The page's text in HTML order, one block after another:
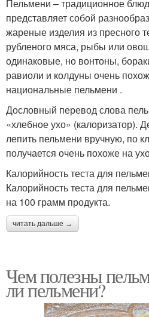
Пельмени – традиционное
представляет собой
жареные изделия из пресного
рубленого мяса, рыбы или
одинаковые, но вонтоны,
равиоли и колдуны очень
национальные пельмени .
Дословный перевод слова
«хлебное ухо» (калоризатор).
лепить пельмени вручную, по
получается очень похоже на
Калорийность теста для
Калорийность теста для
на 100 грамм продукта.
читать дальше →
Чем полезны
ли пельмени?